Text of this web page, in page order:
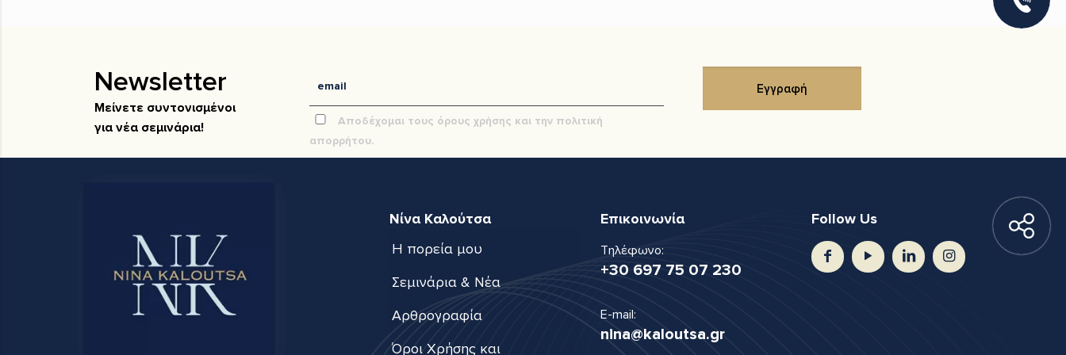
Newsletter
Μείνετε συντονισμένοι
για νέα σεμινάρια!
Αποδέχομαι τους όρους χρήσης και την πολιτική
απορρήτου.
Νίνα Καλούτσα
Η πορεία μου
Σεμινάρια & Νέα
Αρθρογραφία
Όροι Χρήσης και
Επικοινωνία
Τηλέφωνο:
+30 697 75 07 230
E-mail:
nina@kaloutsa.gr
Follow Us